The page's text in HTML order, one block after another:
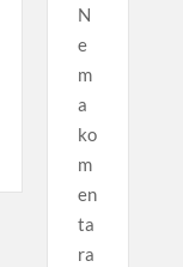
N
e
m
a
ko
m
en
ta
ra